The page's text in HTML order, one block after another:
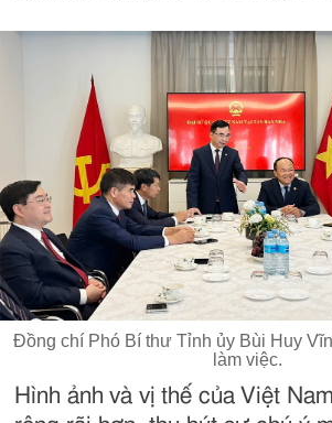
Đồng chí Phó Bí thư Tỉnh ủy Bùi Huy
làm việc.
Hình ảnh và vị thế của Việt